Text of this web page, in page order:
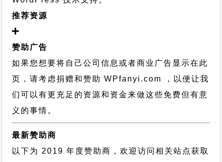
推荐资源
赞助广告
如果您想要将自己公司信息或者商业广告显示在此
页，请考虑捐赠和赞助 WPfanyi.com ，以便让我
们可以有更充足的资源和资金来做这些免费但有意
义的事情。
最新赞助商
以下为 2019 年度赞助商，欢迎访问相关站点获取